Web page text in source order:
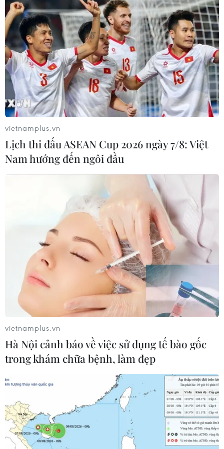
đảm bảo trung thực, đầy đủ số liệu...
Đề xuất chấm dứt dự án Nhà máy bột giấy
Phương Nam vì thua lỗ
20/04/2023 13:10
Tổng công ty Giấy Việt Nam đề xuất phương án chấm
dứt dự án Nhà máy Bột giấy Phương Nam, tỉnh Long
An, để tiến hành xử lý tài sản gắn liền với đất và không
gắn liền với đất.
vietnamplus.vn
Lịch thi đấu ASEAN Cup 2026 ngày 7/8: Việt
Nam hướng đến ngôi đầu
vietnamplus.vn
Hà Nội cảnh báo về việc sử dụng tế bào gốc
trong khám chữa bệnh, làm đẹp